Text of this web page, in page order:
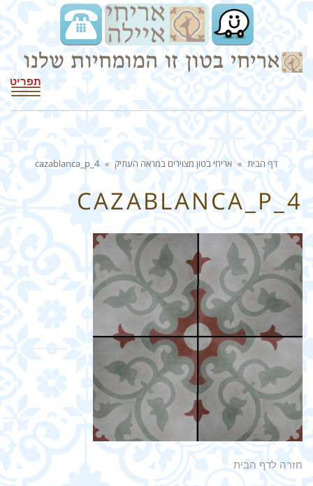
תפריט
דף הבית » אריחי בטון מצוירים במראה העתיק »
cazablanca_p_4
CAZABLANCA_P_4
חזרה לדף הבית